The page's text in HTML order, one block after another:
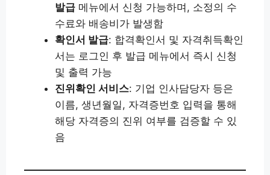
발급 메뉴에서 신청 가능하며, 소정의 수
수료와 배송비가 발생함
확인서 발급: 합격확인서 및 자격취득확인
서는 로그인 후 발급 메뉴에서 즉시 신청
및 출력 가능
진위확인 서비스: 기업 인사담당자 등은
이름, 생년월일, 자격증번호 입력을 통해
해당 자격증의 진위 여부를 검증할 수 있
음